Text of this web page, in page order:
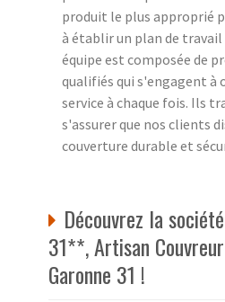
produit le plus approprié
à établir un plan de
équipe est composée de
qualifiés qui s'engagent à
service à chaque fois. Ils
s'assurer que nos clients
couverture durable et
Découvrez la
31**, Artisan
Garonne 31 !